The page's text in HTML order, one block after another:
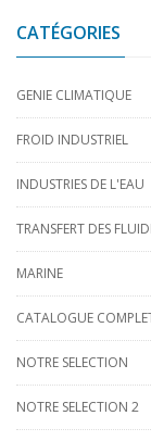
CATÉGORIES
GENIE CLIMATIQUE
FROID INDUSTRIEL
INDUSTRIES DE L'EAU
TRANSFERT DES
MARINE
CATALOGUE
NOTRE SELECTION
NOTRE SELECTION 2